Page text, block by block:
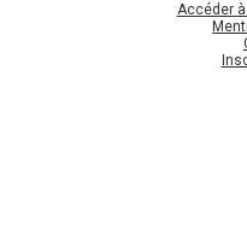
Accéder